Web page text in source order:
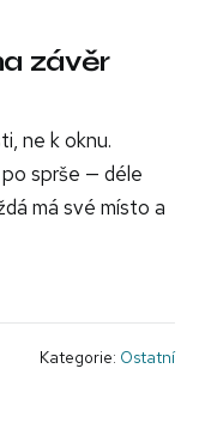
závěr
ne k oknu.
sprše — déle
má své místo a
Kategorie: Ostatní